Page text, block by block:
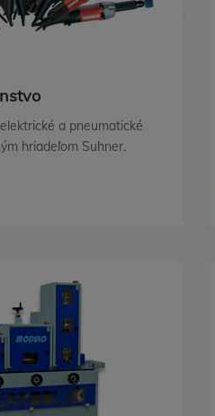
a pneumatické
hriadeľom Suhner.